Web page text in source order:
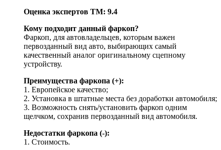
Оценка экспертов ТМ: 9.4
Кому подходит данный фаркоп?
Фаркоп, для автовладельцев, которым важен
первозданный вид авто, выбирающих самый
качественный аналог оригинальному сцепному
устройству.
Преимущества фаркопа (+):
1. Европейское качество;
2. Установка в штатные места без доработки автомобиля;
3. Возможность снять/установить фаркоп одним
щелчком, сохранив первозданный вид автомобиля.
Недостатки фаркопа (-):
1. Стоимость.